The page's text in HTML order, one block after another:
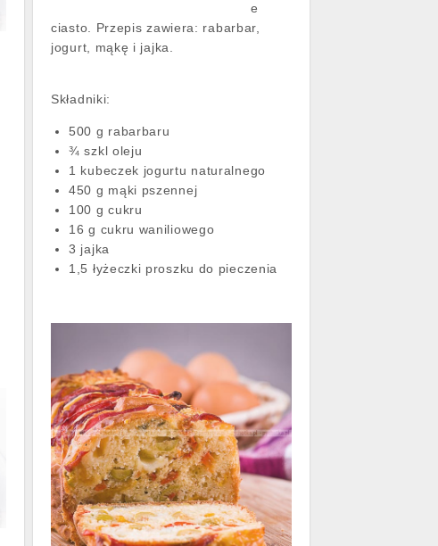
e
ciasto. Przepis zawiera: rabarbar,
jogurt, mąkę i jajka.
Składniki:
500 g rabarbaru
¾ szkl oleju
1 kubeczek jogurtu naturalnego
450 g mąki pszennej
100 g cukru
16 g cukru waniliowego
3 jajka
1,5 łyżeczki proszku do pieczenia